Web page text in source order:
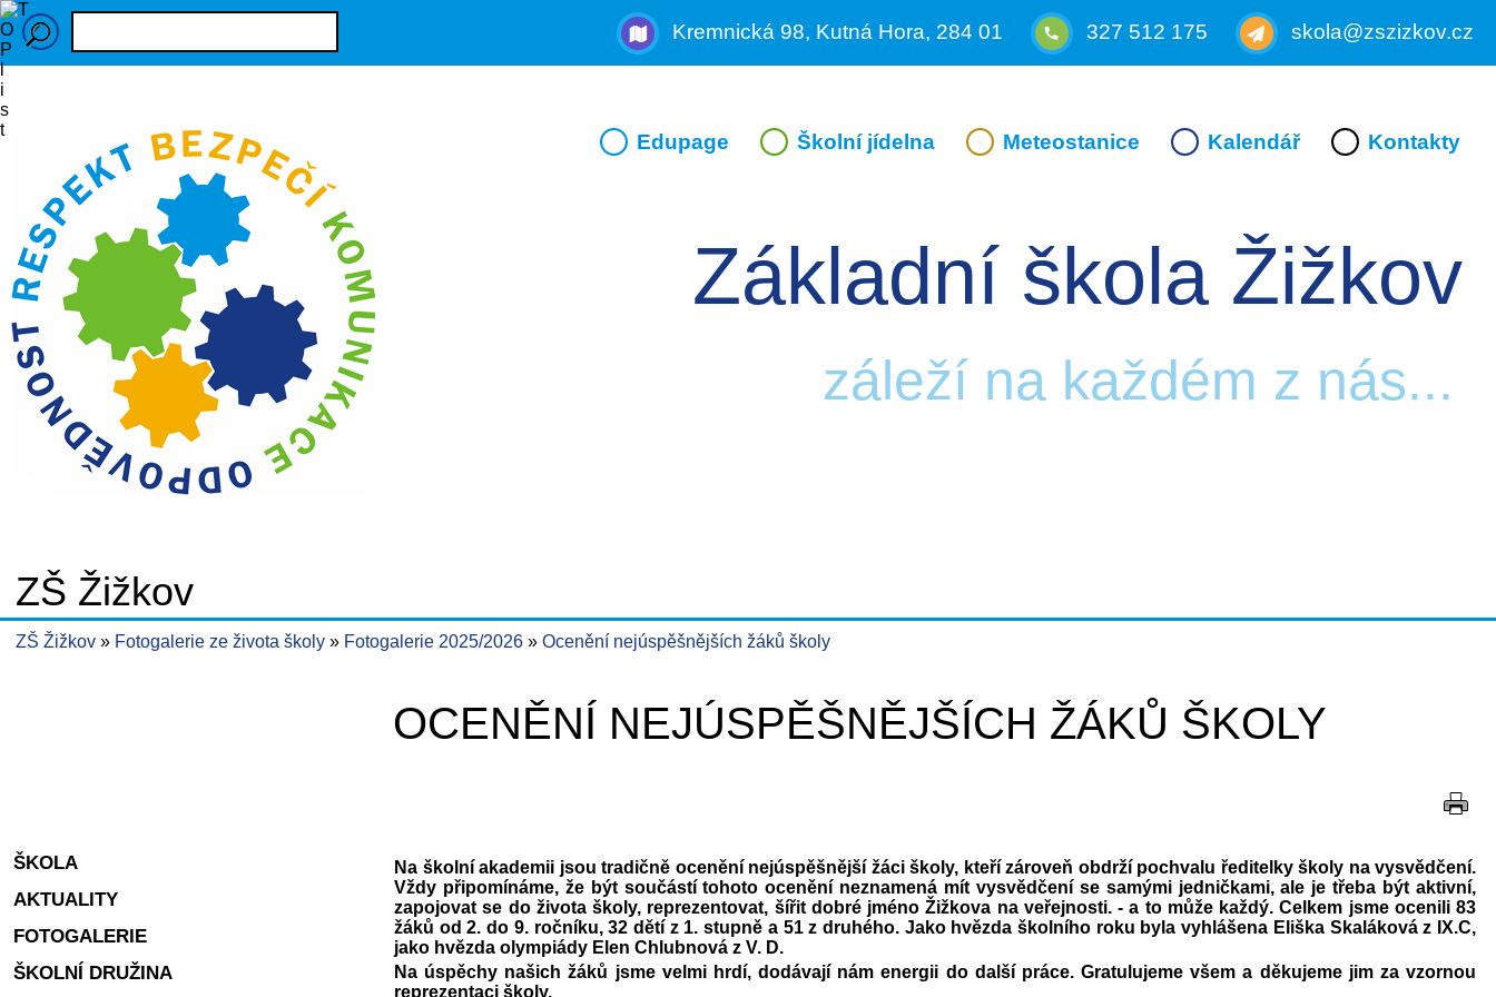
Kremnická 98, Kutná Hora, 284 01 327 512 175 skola@zszizkov.cz
Edupage Školní jídelna Meteostanice Kalendář Kontakty
Základní škola Žižkov
záleží na každém z nás...
ZŠ Žižkov
ZŠ Žižkov Fotogalerie ze života školy Fotogalerie 2025/2026 Ocenění nejúspěšnějších žáků školy
OCENĚNÍ NEJÚSPĚŠNĚJŠÍCH ŽÁKŮ ŠKOLY
Na školní akademii jsou tradičně ocenění nejúspěšnější žáci školy, kteří zároveň obdrží pochvalu ředitelky školy na vysvědčení.
Vždy připomínáme, že být součástí tohoto ocenění neznamená mít vysvědčení se samými jedničkami, ale je třeba být aktivní,
zapojovat se do života školy, reprezentovat, šířit dobré jméno Žižkova na veřejnosti. - a to může každý. Celkem jsme ocenili 83
žáků od 2. do 9. ročníku, 32 dětí z 1. stupně a 51 z druhého. Jako hvězda školního roku byla vyhlášena Eliška Skaláková z IX.C,
jako hvězda olympiády Elen Chlubnová z V. D.
Na úspěchy našich žáků jsme velmi hrdí, dodávají nám energii do další práce. Gratulujeme všem a děkujeme jim za vzornou
reprezentaci školy.
ŠKOLA
AKTUALITY
FOTOGALERIE
ŠKOLNÍ DRUŽINA